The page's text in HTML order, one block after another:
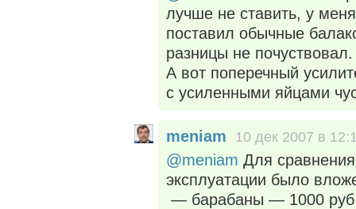
лучше не ставить, у
поставил обычные
разницы не почуствовал.
А вот поперечный
с усиленными яйцами
meniam 10 дек 2007 в
@meniam Для
эксплуатации было
— барабаны — 1000 руб